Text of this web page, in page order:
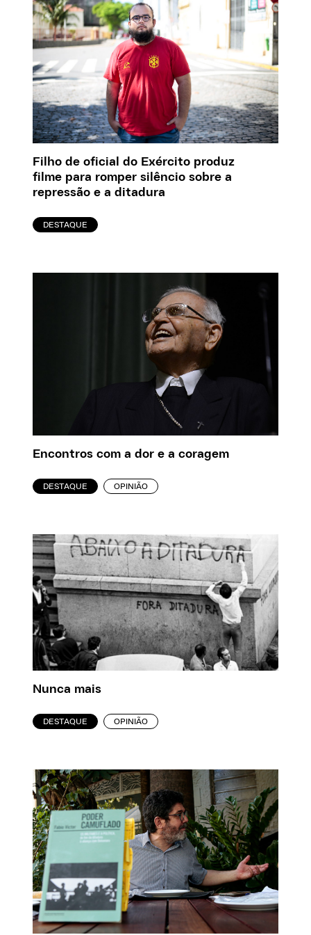
Filho de oficial do Exército produz
filme para romper silêncio sobre a
repressão e a ditadura
DESTAQUE
Encontros com a dor e a coragem
DESTAQUE OPINIÃO
Nunca mais
DESTAQUE OPINIÃO